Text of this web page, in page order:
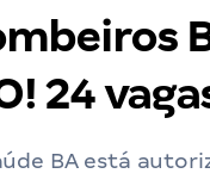
24
BA está